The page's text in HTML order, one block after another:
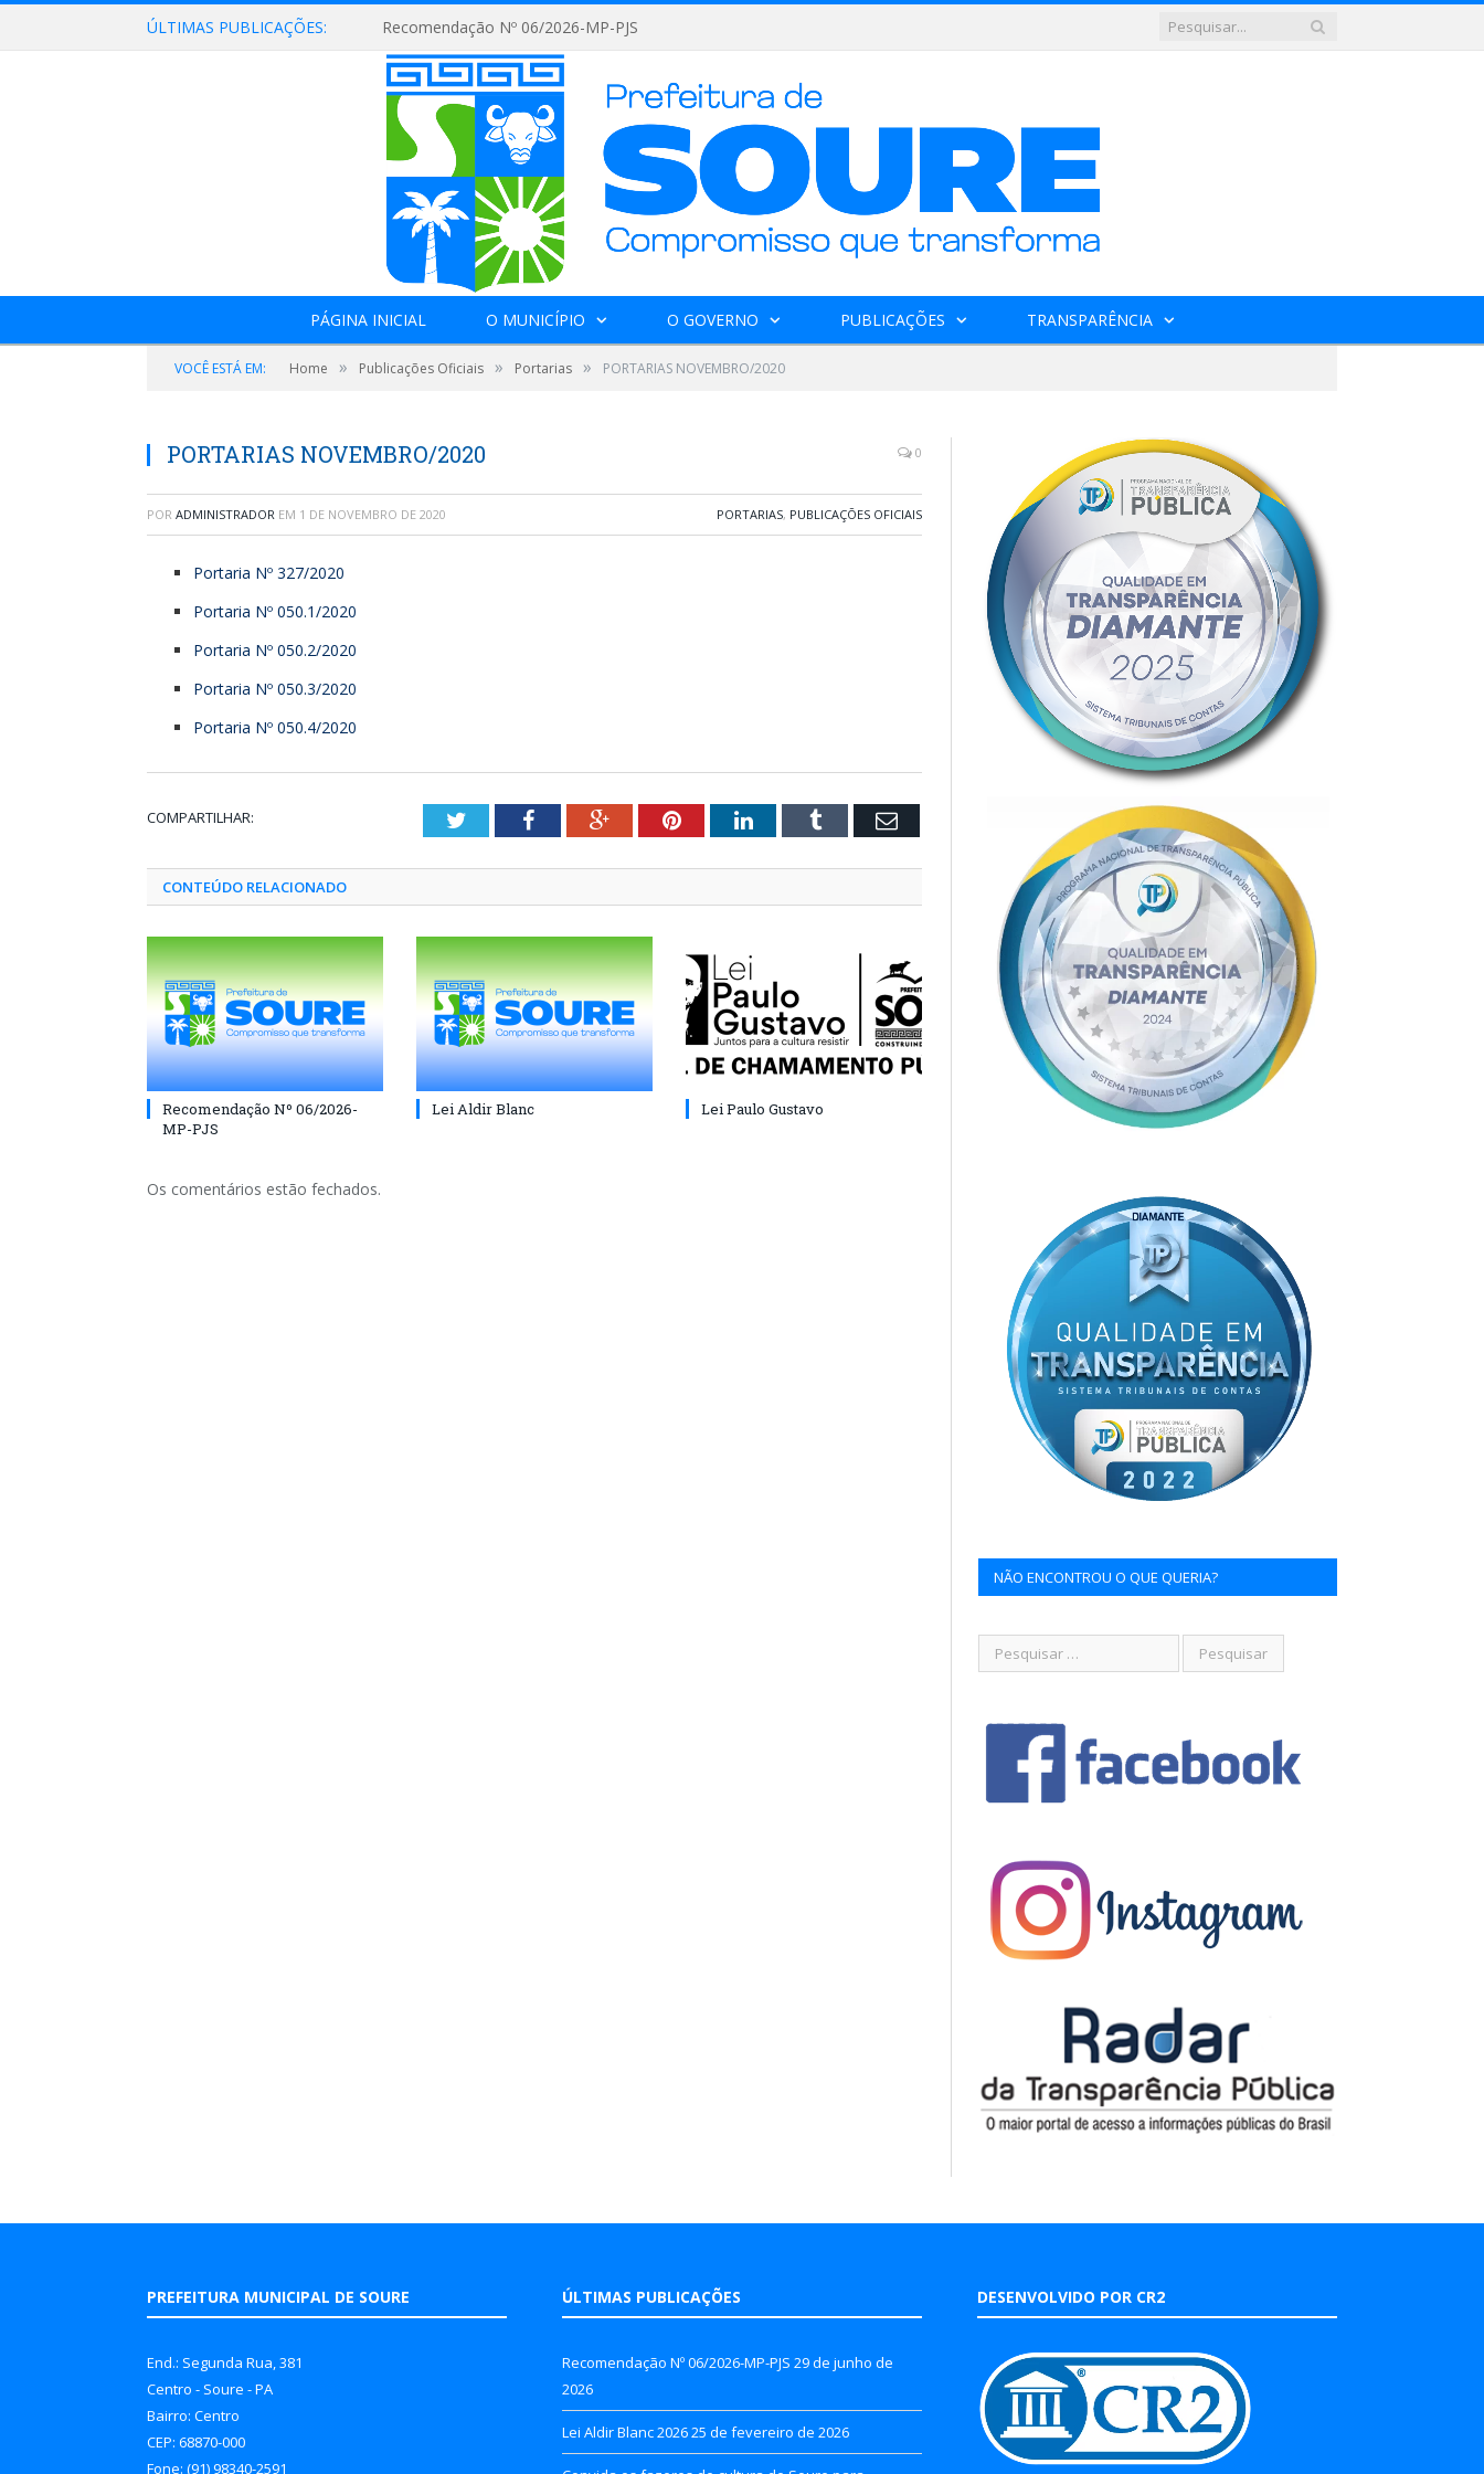
ÚLTIMAS PUBLICAÇÕES: Recomendação Nº 06/2026-MP-PJS
PÁGINA INICIAL O MUNICÍPIO O GOVERNO PUBLICAÇÕES TRANSPARÊNCIA
VOCÊ ESTÁ EM: Home » Publicações Oficiais » Portarias » PORTARIAS NOVEMBRO/2020
PORTARIAS NOVEMBRO/2020 0
POR ADMINISTRADOR EM 1 DE NOVEMBRO DE 2020 PORTARIAS, PUBLICAÇÕES OFICIAIS
Portaria Nº 327/2020
Portaria Nº 050.1/2020
Portaria Nº 050.2/2020
Portaria Nº 050.3/2020
Portaria Nº 050.4/2020
COMPARTILHAR: TwitterFacebookGoogle+PinterestLinkedInTumblr Email
CONTEÚDO RELACIONADO
Recomendação Nº 06/2026-
MP-PJS
Lei Aldir Blanc Lei Paulo Gustavo
Os comentários estão fechados.
NÃO ENCONTROU O QUE QUERIA?
PREFEITURA MUNICIPAL DE SOURE
End.: Segunda Rua, 381
Centro - Soure - PA
Bairro: Centro
CEP: 68870-000
Fone: (91) 98340-2591
ÚLTIMAS PUBLICAÇÕES
Recomendação Nº 06/2026-MP-PJS 29 de junho de
2026
Lei Aldir Blanc 202625 de fevereiro de 2026
DESENVOLVIDO POR CR2